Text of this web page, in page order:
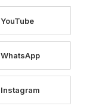
YouTube
WhatsApp
Instagram